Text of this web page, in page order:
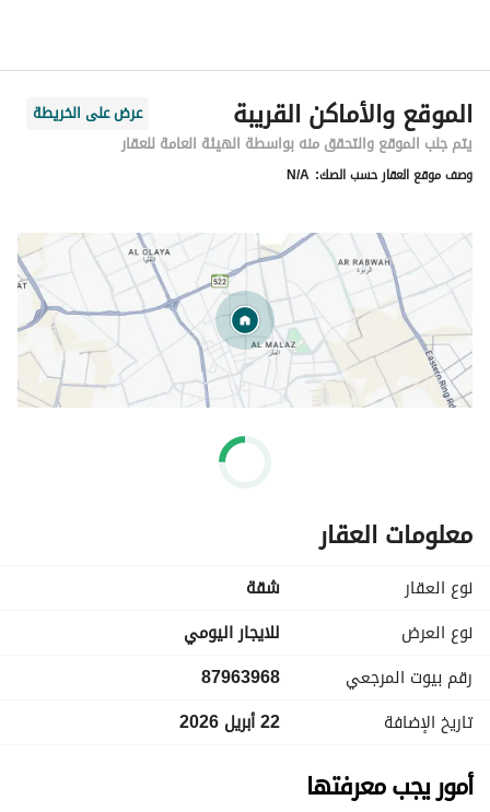
الموقع والأماكن القريبة
عرض على الخريطة
يتم جلب الموقع والتحقق منه بواسطة الهيئة العامة للعقار
وصف موقع العقار حسب الصك: N/A
معلومات العقار
نوع العقار
شقة
نوع العرض
للايجار اليومي
رقم بيوت المرجعي
87963968
تاريخ الإضافة
22 أبريل 2026
أمور يجب معرفتها